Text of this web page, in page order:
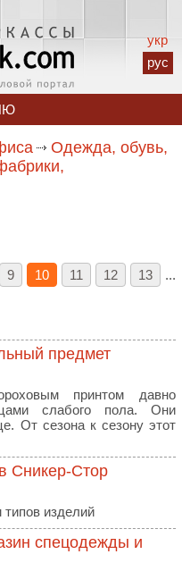
укр
рус
Одежда, обувь,
9 10 11 12 13 ...
предмет
принтом давно
слабого пола. Они
От сезона к сезону этот
Сникер-Стор
типов изделий
спецодежды и